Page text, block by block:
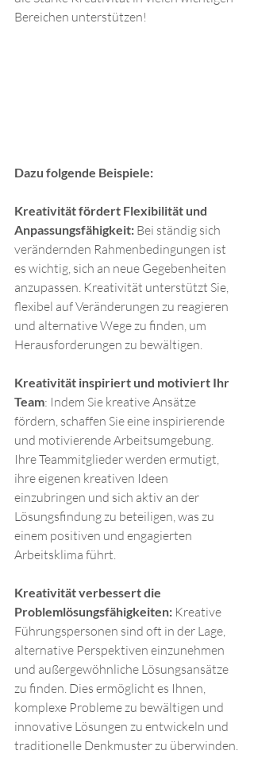
Bereichen unterstützen!
Dazu folgende Beispiele:
Kreativität fördert Flexibilität und
Anpassungsfähigkeit: Bei ständig sich
verändernden Rahmenbedingungen ist
es wichtig, sich an neue Gegebenheiten
anzupassen. Kreativität unterstützt Sie,
flexibel auf Veränderungen zu reagieren
und alternative Wege zu finden, um
Herausforderungen zu bewältigen.
Kreativität inspiriert und motiviert Ihr
Team: Indem Sie kreative Ansätze
fördern, schaffen Sie eine inspirierende
und motivierende Arbeitsumgebung.
Ihre Teammitglieder werden ermutigt,
ihre eigenen kreativen Ideen
einzubringen und sich aktiv an der
Lösungsfindung zu beteiligen, was zu
einem positiven und engagierten
Arbeitsklima führt.
Kreativität verbessert die
Problemlösungsfähigkeiten: Kreative
Führungspersonen sind oft in der Lage,
alternative Perspektiven einzunehmen
und außergewöhnliche Lösungsansätze
zu finden. Dies ermöglicht es Ihnen,
komplexe Probleme zu bewältigen und
innovative Lösungen zu entwickeln und
traditionelle Denkmuster zu überwinden.